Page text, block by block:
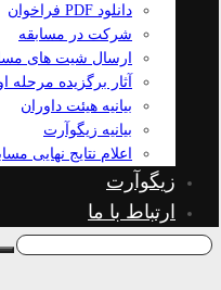
دانلود PDF فراخوان
شرکت در مسابقه
ارسال شیت های
آثار برگزیده مرحله
بیانیه هیئت داوران
بیانیه زیگوآرت
اعلام نتایج نهایی
زیگوآرت
ارتباط با ما